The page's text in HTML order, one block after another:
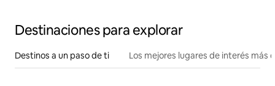
Destinaciones para explorar
Destinos a un paso de ti Los mejores lugares de interés más